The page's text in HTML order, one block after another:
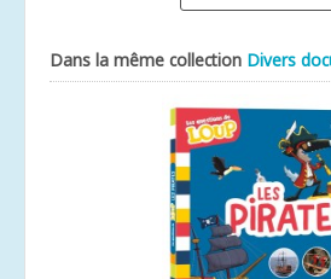
Dans la même collection Divers